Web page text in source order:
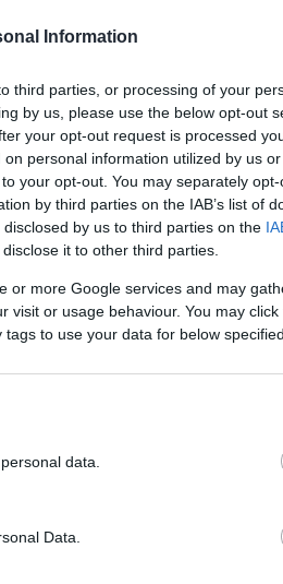
Information
third parties, or processing of your
by us, please use the below opt-out
your opt-out request is processed
personal information utilized by us
your opt-out. You may separately
by third parties on the IAB’s list of
by us to third parties on the
it to other third parties.
or more Google services and may
visit or usage behaviour. You may
to use your data for below
data.
Data.
χθες Τρίτη
όπου θα παραμείνει σε